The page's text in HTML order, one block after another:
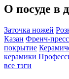
О посуде в
Заточка ножей
Казан Френч-пресс
покрытие
керамики
все тэги